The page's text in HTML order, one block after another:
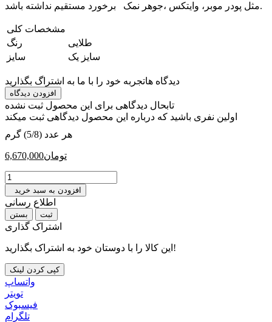
مثل پودر موبر، وایتکس ،جوهر نمک برخورد مستقیم نداشته باشد.
مشخصات کلی
رنگ
‎طلایی
سایز
‎سایز یک
دیدگاه هاتجربه خود را با ما به اشتراگ بگذارید
افزودن دیدگاه
تابحال دیدگاهی برای این محصول ثبت نشده
اولین نفری باشید که درباره این محصول دیدگاهی ثبت میکند
هر عدد (5/8) گرم
6,670,000تومان
افزودن به سبد خرید
اطلاع رسانی
بستن
اشتراک گذاری
این کالا را با دوستان خود به اشتراک بگذارید!
کپی کردن لینک
واتساپ
تويتر
فیسبوک
تلگرام